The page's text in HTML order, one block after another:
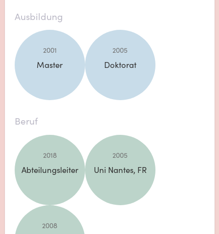
Ausbildung
2001
Master
2005
Doktorat
Beruf
2018
Abteilungsleiter
2005
Uni Nantes, FR
2008